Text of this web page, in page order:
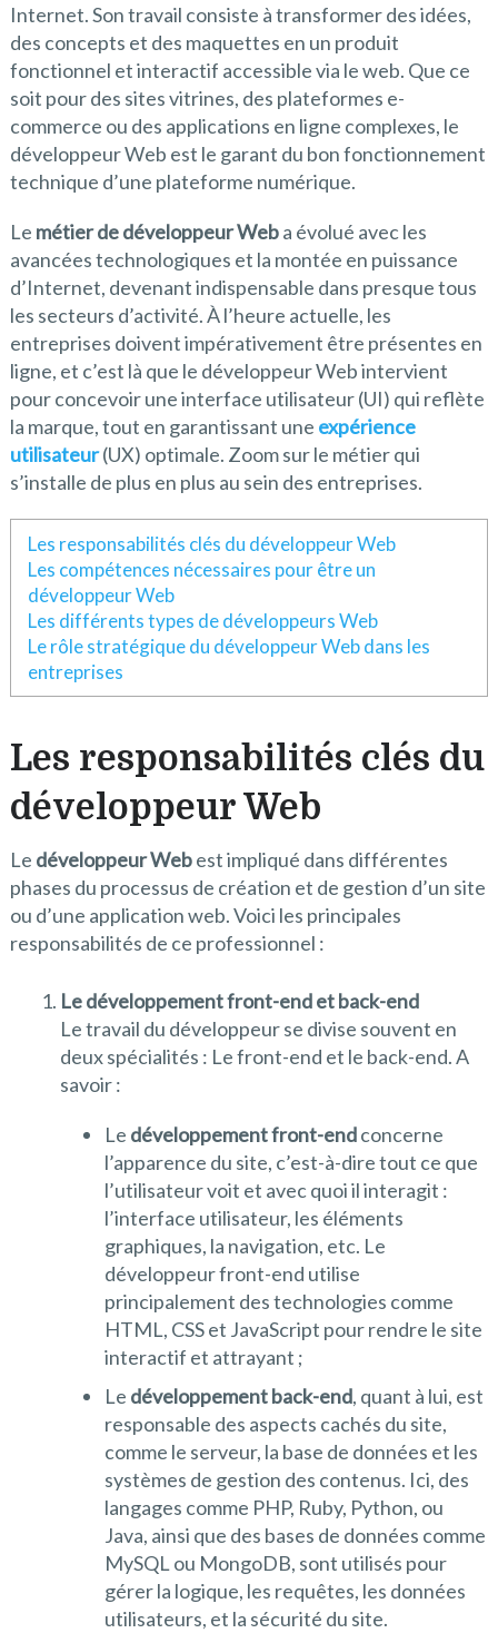
Internet. Son travail consiste à transformer des idées,
des concepts et des maquettes en un produit
fonctionnel et interactif accessible via le web. Que ce
soit pour des sites vitrines, des plateformes e-
commerce ou des applications en ligne complexes, le
développeur Web est le garant du bon fonctionnement
technique d’une plateforme numérique.
Le métier de développeur Weba évolué avec les
avancées technologiques et la montée en puissance
d’Internet, devenant indispensable dans presque tous
les secteurs d’activité. À l’heure actuelle, les
entreprises doivent impérativement être présentes en
ligne, et c’est là que le développeur Web intervient
pour concevoir une interface utilisateur (UI) qui reflète
la marque, tout en garantissant une expérience
utilisateur(UX) optimale. Zoom sur le métier qui
s’installe de plus en plus au sein des entreprises.
Les responsabilités clés du développeur Web
Les compétences nécessaires pour être un
développeur Web
Les différents types de développeurs Web
Le rôle stratégique du développeur Web dans les
entreprises
Les responsabilités clés du
développeur Web
Le développeur Webest impliqué dans différentes
phases du processus de création et de gestion d’un site
ou d’une application web. Voici les principales
responsabilités de ce professionnel :
Le développement front-end et back-end
Le travail du développeur se divise souvent en
deux spécialités : Le front-end et le back-end. A
savoir :
Le développement front-endconcerne
l’apparence du site, c’est-à-dire tout ce que
l’utilisateur voit et avec quoi il interagit :
l’interface utilisateur, les éléments
graphiques, la navigation, etc. Le
développeur front-end utilise
principalement des technologies comme
HTML, CSS et JavaScript pour rendre le site
interactif et attrayant ;
Le développement back-end, quant à lui, est
responsable des aspects cachés du site,
comme le serveur, la base de données et les
systèmes de gestion des contenus. Ici, des
langages comme PHP, Ruby, Python, ou
Java, ainsi que des bases de données comme
MySQL ou MongoDB, sont utilisés pour
gérer la logique, les requêtes, les données
utilisateurs, et la sécurité du site.